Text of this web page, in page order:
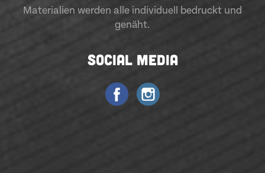
Materialien werden alle individuell bedruckt und
genäht.
SOCIAL MEDIA